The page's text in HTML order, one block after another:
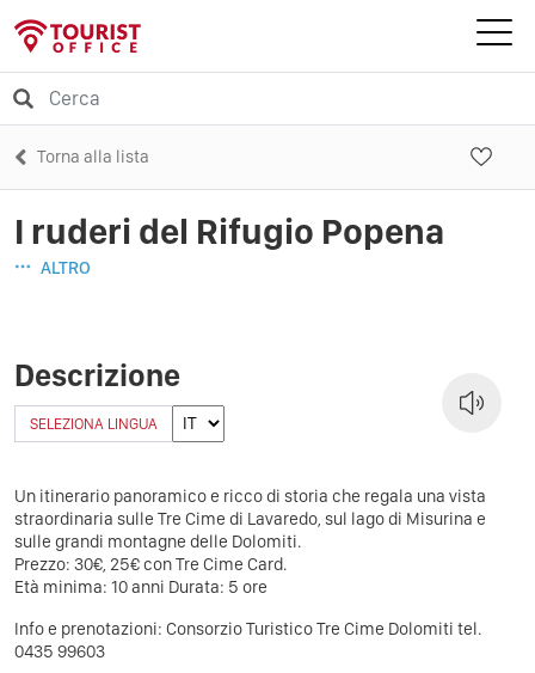
Torna alla lista
I ruderi del Rifugio Popena
ALTRO
Descrizione
SELEZIONA LINGUA
Un itinerario panoramico e ricco di storia che regala una vista
straordinaria sulle Tre Cime di Lavaredo, sul lago di Misurina e
sulle grandi montagne delle Dolomiti.
Prezzo: 30€, 25€ con Tre Cime Card.
Età minima: 10 anni Durata: 5 ore
Info e prenotazioni: Consorzio Turistico Tre Cime Dolomiti tel.
0435 99603